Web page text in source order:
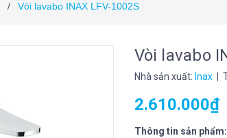
/ Vòi lavabo INAX LFV-1002S
Vòi lavabo
Nhà sản xuất: Inax |
2.610.000₫
Thông tin sản phẩm: